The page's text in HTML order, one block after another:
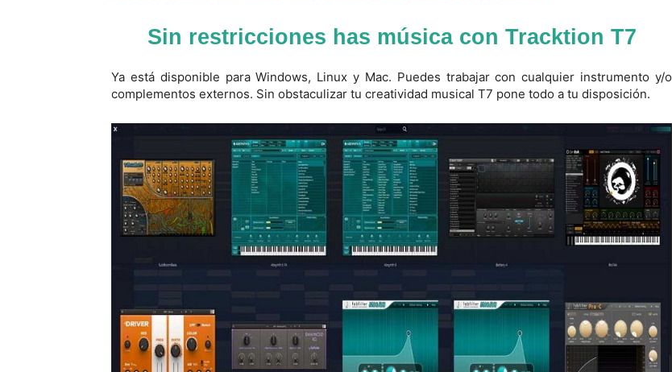
Sin restricciones has música con Tracktion T7
Ya está disponible para Windows, Linux y Mac. Puedes trabajar con cualquier instrumento y/o
complementos externos. Sin obstaculizar tu creatividad musical T7 pone todo a tu disposición.